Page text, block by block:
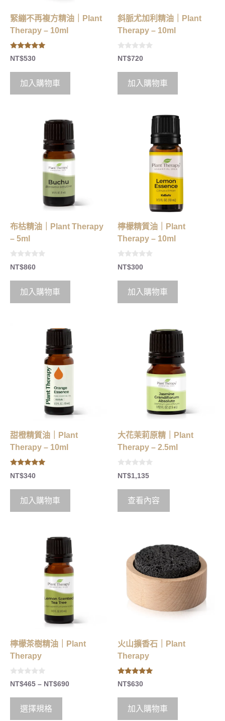
緊繃不再複方精油｜Plant
Therapy – 10ml
5.00
out of 5
NT$530
加入購物車
斜脈尤加利精油｜Plant
Therapy – 10ml
0
o
5
NT$720
加入購物車
布枯精油｜Plant Therapy
– 5ml
0
o
5
NT$860
加入購物車
檸檬精質油｜Plant
Therapy – 10ml
0
o
5
NT$300
加入購物車
甜橙精質油｜Plant
Therapy – 10ml
5.00
out of 5
NT$340
加入購物車
大花茉莉原精｜Plant
Therapy – 2.5ml
0
o
t
5
NT$1,135
查看內容
檸檬茶樹精油｜Plant
Therapy
0
oNT$465 – NT$690
選擇規格
火山擴香石｜Plant
Therapy
5.00
out of 5
NT$630
加入購物車